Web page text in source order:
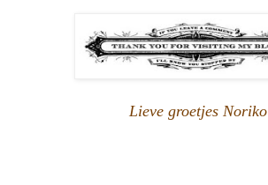
Lieve groetjes Noriko